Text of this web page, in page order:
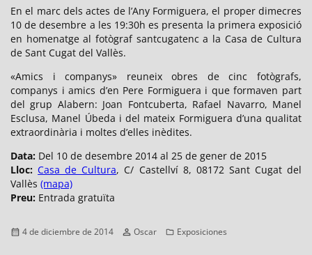
En el marc dels actes de l’Any Formiguera, el proper dimecres
10 de desembre a les 19:30h es presenta la primera exposició
en homenatge al fotògraf santcugatenc a la Casa de Cultura
de Sant Cugat del Vallès.
«Amics i companys» reuneix obres de cinc fotògrafs,
companys i amics d’en Pere Formiguera i que formaven part
del grup Alabern: Joan Fontcuberta, Rafael Navarro, Manel
Esclusa, Manel Úbeda i del mateix Formiguera d’una qualitat
extraordinària i moltes d’elles inèdites.
Data: Del 10 de desembre 2014 al 25 de gener de 2015
Lloc: Casa de Cultura, C/ Castellví 8, 08172 Sant Cugat del
Vallès (mapa)
Preu: Entrada gratuïta
Publicado
4 de diciembre de 2014 Autor
Oscar Categorías
Exposiciones